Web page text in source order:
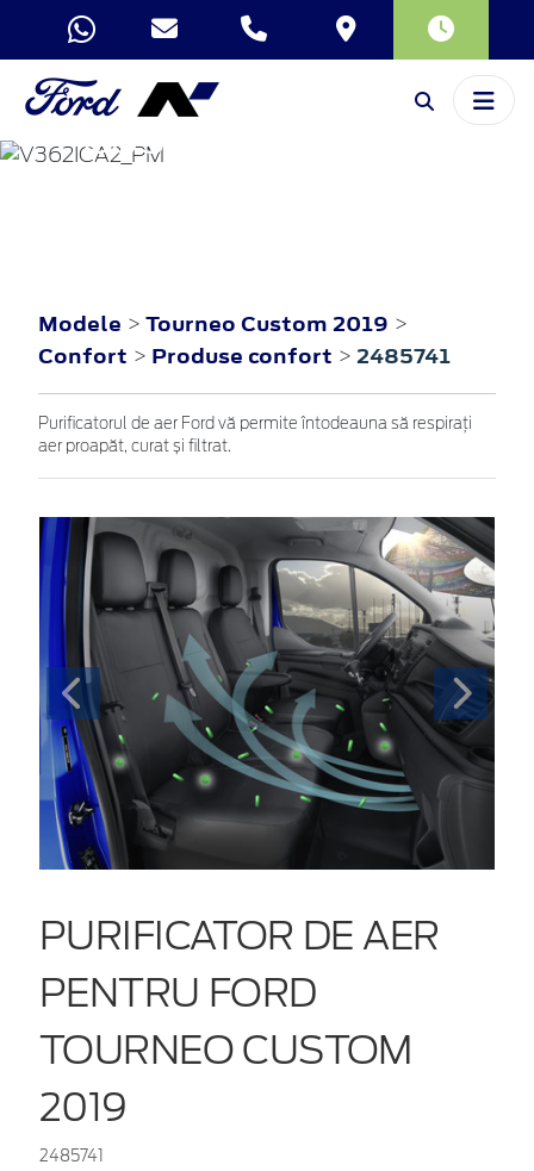
TOURNEO
CUSTOM
Modele > Tourneo Custom 2019 >
Confort > Produse confort > 2485741
Purificatorul de aer Ford vă permite întodeauna să respirați
aer proapăt, curat și filtrat.
PURIFICATOR DE AER
PENTRU FORD
TOURNEO CUSTOM
2019
2485741